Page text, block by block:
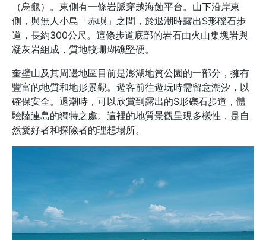
（烏龜）。東側有一條岩脈穿越海蝕平台。山下沿岸東
側，與無人小島「赤嶼」之間，於退潮時露出S形礫石步
道，長約300公尺。這條步道底部的岩石由火山集塊岩與
凝灰岩組成，質地較珊瑚礁堅硬。
奎壁山及其周邊地區目前是澎湖地質公園的一部分，擁有
豐富的地質和地形景觀。遊客前往遊玩時需留意潮汐，以
確保安全。退潮時，可以欣賞到露出的S形礫石步道，體
驗陸連島的獨特之處。這裡的地質景觀呈現多樣性，是自
然愛好者和探險者的理想場所。